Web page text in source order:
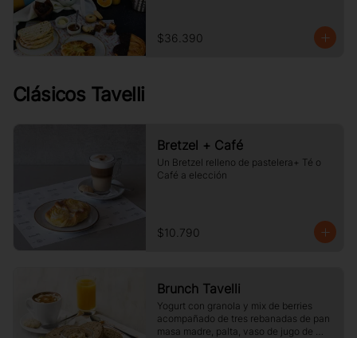
gr de Galletas Surtida.
$36.390
Clásicos Tavelli
Bretzel + Café
Un Bretzel relleno de pastelera+ Té o
Café a elección
$10.790
Brunch Tavelli
Yogurt con granola y mix de berries
acompañado de tres rebanadas de pan
masa madre, palta, vaso de jugo de